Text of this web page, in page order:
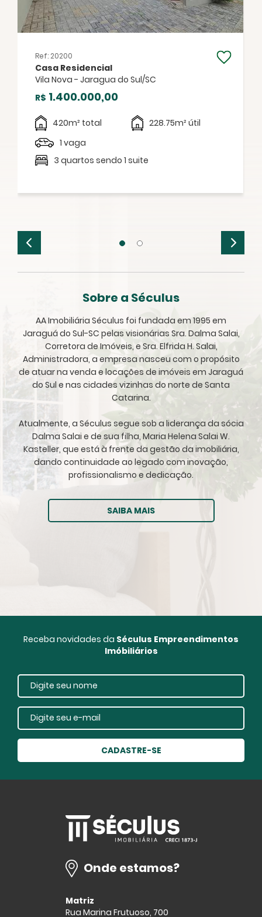
Ref: 20200
Casa Residencial
Vila Nova - Jaragua do Sul/SC
R$ 1.400.000,00
420m² total
228.75m² útil
1 vaga
3 quartos sendo 1 suite
Sobre a Séculus
AA Imobiliária Séculus foi fundada em 1995 em
Jaraguá do Sul-SC pelas visionárias Sra. Dalma Salai,
Corretora de Imóveis, e Sra. Elfrida H. Salai,
Administradora, a empresa nasceu com o propósito
de atuar na venda e locações de imóveis em Jaraguá
do Sul e nas cidades vizinhas do norte de Santa
Catarina.
Atualmente, a Séculus segue sob a liderança da sócia
Dalma Salai e de sua filha, Maria Helena Salai W.
Kasteller, que está à frente da gestão da imobiliária,
dando continuidade ao legado com inovação,
profissionalismo e dedicação.
SAIBA MAIS
Receba novidades da Séculus Empreendimentos
Imóbiliários
CADASTRE-SE
Onde estamos?
Matriz
Rua Marina Frutuoso, 700